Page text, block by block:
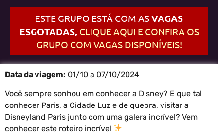
ESTE GRUPO ESTÁ COM ASVAGAS
ESGOTADAS, CLIQUE AQUI E CONFIRA OS
GRUPO COM VAGAS DISPONÍVEIS!
Data da viagem: 01/10 a 07/10/2024
Você sempre sonhou em conhecer a Disney? E que tal
conhecer Paris, a Cidade Luz e de quebra, visitar a
Disneyland Paris junto com uma galera incrível? Vem
conhecer este roteiro incrível